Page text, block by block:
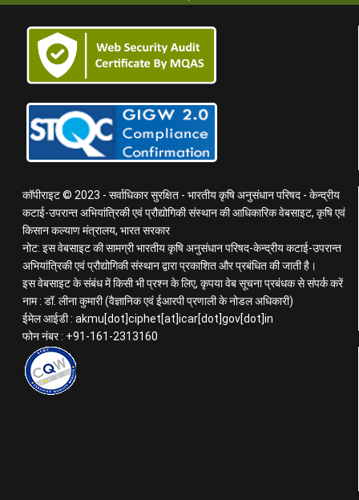
कॉपीराइट © 2023 - सर्वाधिकार सुरक्षित - भारतीय कृषि अनुसंधान परिषद - केन्द्रीय
कटाई-उपरान्त अभियांत्रिकी एवं प्रौद्योगिकी संस्थान की आधिकारिक वेबसाइट, कृषि एवं
किसान कल्याण मंत्रालय, भारत सरकार
नोट: इस वेबसाइट की सामग्री भारतीय कृषि अनुसंधान परिषद-केन्द्रीय कटाई-उपरान्त
अभियांत्रिकी एवं प्रौद्योगिकी संस्थान द्वारा प्रकाशित और प्रबंधित की जाती है।
इस वेबसाइट के संबंध में किसी भी प्रश्न के लिए, कृपया वेब सूचना प्रबंधक से संपर्क करें
नाम : डॉ. लीना कुमारी (वैज्ञानिक एवं ईआरपी प्रणाली के नोडल अधिकारी)
ईमेल आईडी : akmu[dot]ciphet[at]icar[dot]gov[dot]in
फोन नंबर : +91-161-2313160